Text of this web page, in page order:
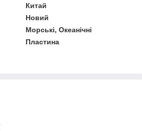
Китай
Новий
Морські, Океанічні
Пластина